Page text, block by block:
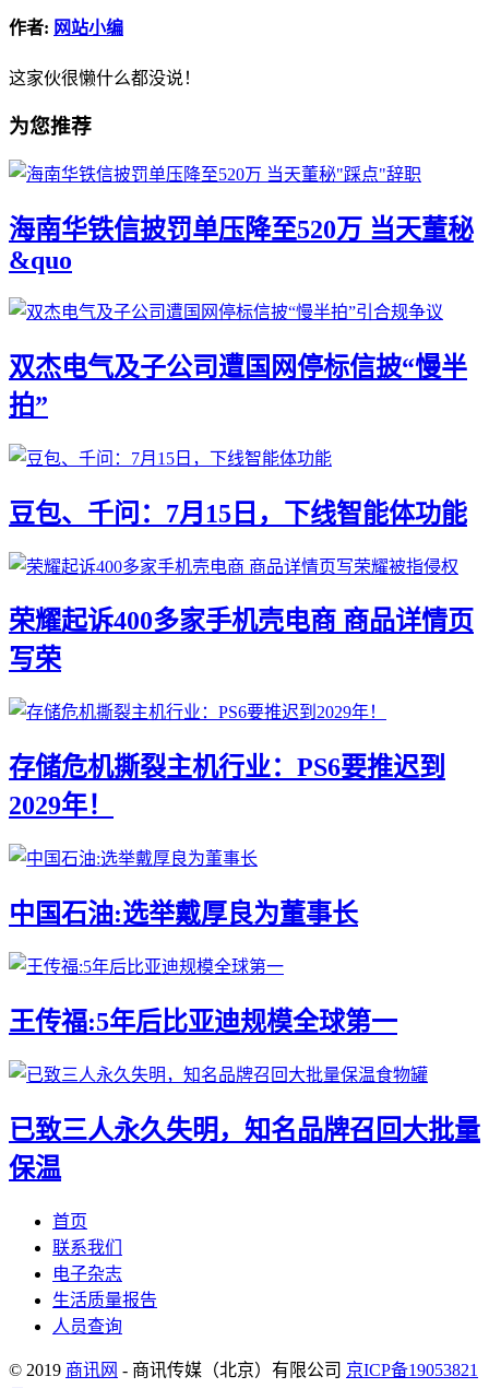
作者: 网站小编
这家伙很懒什么都没说！
为您推荐
海南华铁信披罚单压降至520万 当天董秘
&quo
双杰电气及子公司遭国网停标信披“慢半
拍”
豆包、千问：7月15日，下线智能体功能
荣耀起诉400多家手机壳电商 商品详情页
写荣
存储危机撕裂主机行业：PS6要推迟到
2029年！
中国石油:选举戴厚良为董事长
王传福:5年后比亚迪规模全球第一
已致三人永久失明，知名品牌召回大批量
保温
首页
联系我们
电子杂志
生活质量报告
人员查询
© 2019 商讯网 - 商讯传媒（北京）有限公司 京ICP备19053821